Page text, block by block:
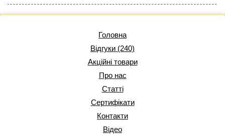
Головна
Відгуки (240)
Акційні товари
Про нас
Статті
Сертифікати
Контакти
Відео